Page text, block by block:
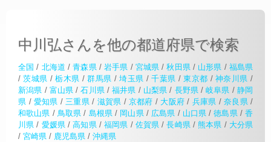
中川弘さんを他の都道府県で検索
全国 / 北海道 /青森県/ 岩手県 / 宮城県 /秋田県/ 山形県 / 福島県
/茨城県 /栃木県 /群馬県 /埼玉県 /千葉県 /東京都 /神奈川県 /
新潟県 / 富山県 /石川県/福井県 / 山梨県 / 長野県/岐阜県 / 静岡
県 / 愛知県 /三重県 / 滋賀県 / 京都府 / 大阪府 / 兵庫県 / 奈良県/
和歌山県 / 鳥取県 / 島根県/ 岡山県/ 広島県 / 山口県 /徳島県/香
川県 / 愛媛県/高知県/ 福岡県 / 佐賀県 /長崎県/熊本県 / 大分県
/ 宮崎県 / 鹿児島県 / 沖縄県